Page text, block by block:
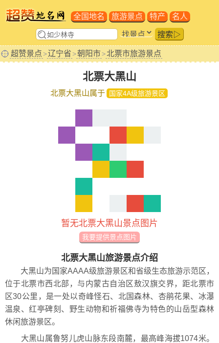
全国地名 旅游景点 特产 名人
搜索▷
超赞景点>辽宁省>朝阳市>北票市旅游景点
北票大黑山
北票大黑山属于 国家4A级旅游景区
暂无北票大黑山景点图片
我要提供景点图片
北票大黑山旅游景点介绍
大黑山为国家AAAA级旅游景区和省级生态旅游示范区，
位于北票市西北部，与内蒙古自治区敖汉旗交界，距北票市
区30公里，是一处以奇峰怪石、北国森林、杏鹃花果、冰瀑
温泉、红亭碑刻、野生动物和祈福佛寺为特色的山岳型森林
休闲旅游景区。
大黑山属鲁努儿虎山脉东段南麓，最高峰海拔1074米。